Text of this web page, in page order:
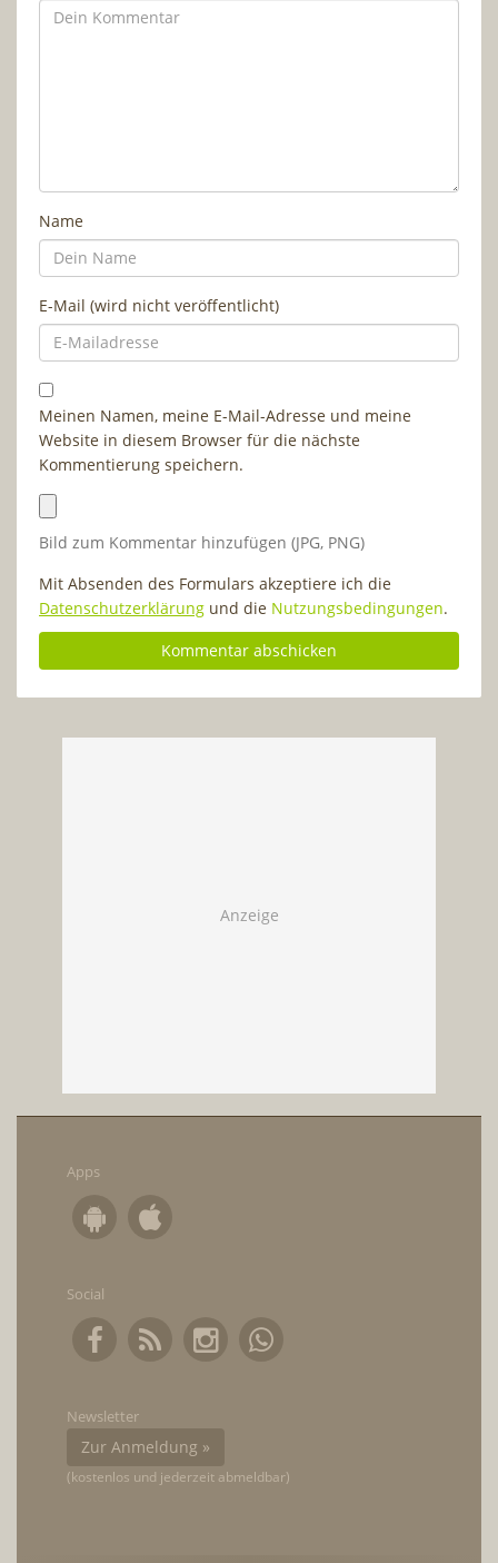
Name
E-Mail (wird nicht veröffentlicht)
Meinen Namen, meine E-Mail-Adresse und meine
Website in diesem Browser für die nächste
Kommentierung speichern.
Bild zum Kommentar hinzufügen (JPG, PNG)
Mit Absenden des Formulars akzeptiere ich die
Datenschutzerklärung und die Nutzungsbedingungen.
Apps
Social
Newsletter
Zur Anmeldung »
(kostenlos und jederzeit abmeldbar)